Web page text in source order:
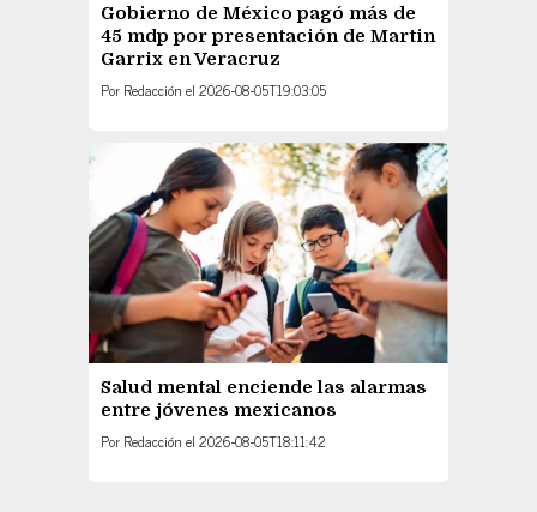
Gobierno de México pagó más de
45 mdp por presentación de Martin
Garrix en Veracruz
Por Redacción el 2026-08-05T19:03:05
Salud mental enciende las alarmas
entre jóvenes mexicanos
Por Redacción el 2026-08-05T18:11:42